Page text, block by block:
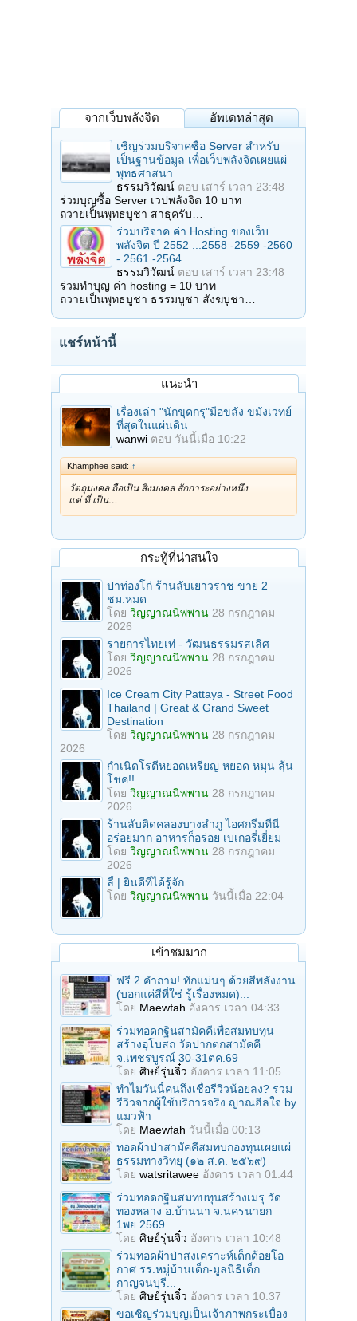
จากเว็บพลังจิต อัพเดทล่าสุด
เชิญร่วมบริจาคซื้อ Server สำหรับ
เป็นฐานข้อมูล เพื่อเว็บพลังจิตเผยแผ่
พุทธศาสนา
ธรรมวิวัฒน์ ตอบ เสาร์ เวลา 23:48
ร่วมบุญซื้อ Server เวปพลังจิต 10 บาท
ถวายเป็นพุทธบูชา สาธุครับ…
ร่วมบริจาค ค่า Hosting ของเว็บ
พลังจิต ปี 2552 ...2558 -2559 -2560
- 2561 -2564
ธรรมวิวัฒน์ ตอบ เสาร์ เวลา 23:48
ร่วมทำบุญ ค่า hosting = 10 บาท
ถวายเป็นพุทธบูชา ธรรมบูชา สังฆบูชา…
แชร์หน้านี้
แนะนำ
เรื่องเล่า "นักขุดกรุ"มือขลัง ขมังเวทย์
ที่สุดในแผ่นดิน
wanwi ตอบ วันนี้เมื่อ 10:22
Khamphee said: ↑
วัตถุมงคล ถือเป็น สิ่งมงคล สักการะอย่างหนึ่ง
แต่ ที่ เป็น…
กระทู้ที่น่าสนใจ
ปาท่องโก๋ ร้านลับเยาวราช ขาย 2
ชม.หมด
โดย วิญญาณนิพพาน 28 กรกฎาคม
2026
รายการไทยเท่ - วัฒนธรรมรสเลิศ
โดย วิญญาณนิพพาน 28 กรกฎาคม
2026
Ice Cream City Pattaya - Street Food
Thailand | Great & Grand Sweet
Destination
โดย วิญญาณนิพพาน 28 กรกฎาคม
2026
กำเนิดโรตีหยอดเหรียญ หยอด หมุน ลุ้น
โชค!!
โดย วิญญาณนิพพาน 28 กรกฎาคม
2026
ร้านลับติดคลองบางลำภู ไอศกรีมที่นี่
อร่อยมาก อาหารก็อร่อย เบเกอรี่เยี่ยม
โดย วิญญาณนิพพาน 28 กรกฎาคม
2026
ลี้ | ยินดีที่ได้รู้จัก
โดย วิญญาณนิพพาน วันนี้เมื่อ 22:04
เข้าชมมาก
ฟรี 2 คำถาม! ทักแม่นๆ ด้วยสีพลังงาน
(บอกแค่สีที่ใช่ รู้เรื่องหมด)...
โดย Maewfah อังคาร เวลา 04:33
ร่วมทอดกฐินสามัคคีเพื่อสมทบทุน
สร้างอุโบสถ วัดปากตกสามัคคี
จ.เพชรบูรณ์ 30-31ตค.69
โดย ศิษย์รุ่นจิ๋ว อังคาร เวลา 11:05
ทำไมวันนี้คนถึงเชื่อรีวิวน้อยลง? รวม
รีวิวจากผู้ใช้บริการจริง ญาณฮีลใจ by
แมวฟ้า
โดย Maewfah วันนี้เมื่อ 00:13
ทอดผ้าป่าสามัคคีสมทบกองทุนเผยแผ่
ธรรมทางวิทยุ (๑๒ ส.ค. ๒๕๖๙)
โดย watsritawee อังคาร เวลา 01:44
ร่วมทอดกฐินสมทบทุนสร้างเมรุ วัด
ทองหลาง อ.บ้านนา จ.นครนายก
1พย.2569
โดย ศิษย์รุ่นจิ๋ว อังคาร เวลา 10:48
ร่วมทอดผ้าป่าสงเคราะห์เด็กด้อยโอ
กาศ รร.หมู่บ้านเด็ก-มูลนิธิเด็ก
กาญจนบุรี...
โดย ศิษย์รุ่นจิ๋ว อังคาร เวลา 10:37
ขอเชิญร่วมบุญเป็นเจ้าภาพกระเบื้อง